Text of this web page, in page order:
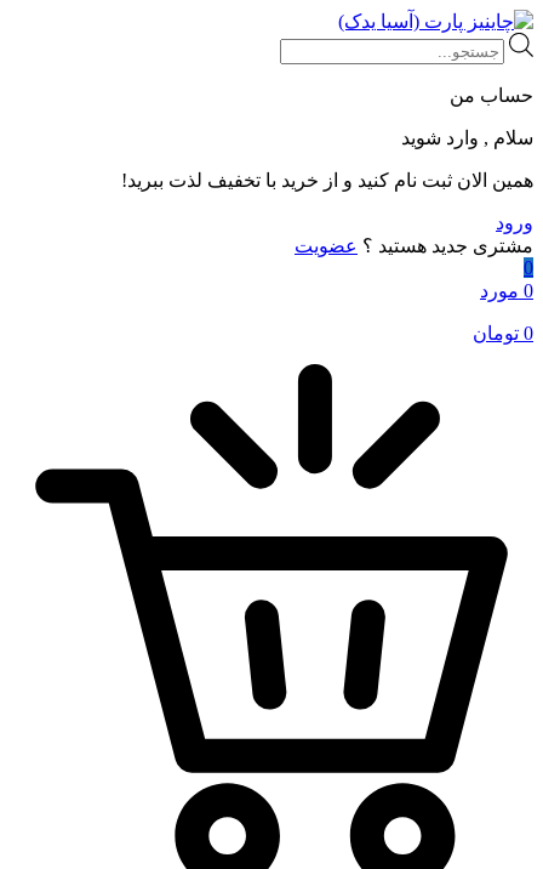
Products
search
حساب من
سلام , وارد شوید
همین الان ثبت نام کنید و از خرید با تخفیف لذت ببرید!
ورود
مشتری جدید هستید ؟ عضویت
0
0 مورد
0 تومان